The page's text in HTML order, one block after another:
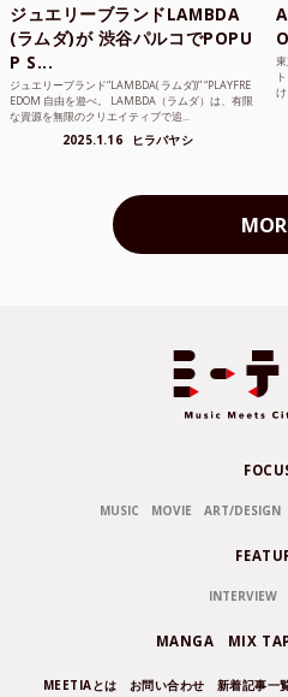
ジュエリーブランドLAMBDA
(ラムダ)が 渋谷パルコでPOPU
P S...
ジュエリーブランド“LAMBDA( ラムダ))” “PLAYFRE
EDOM 自由を遊べ。 LAMBDA（ラムダ）は、有限
な資源を無限のクリエイティブで追...
2025.1.16 ヒラバヤシ
MUSIC MOVIE ART/DESIGN
INTERVIEW
MANGA MIX
MEETIAとは お問い合わせ 新着記事一